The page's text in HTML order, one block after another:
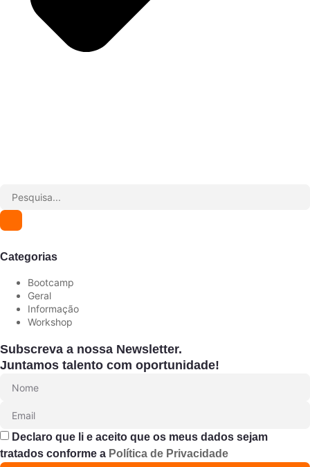
Categorias
Bootcamp
Geral
Informação
Workshop
Subscreva a nossa Newsletter.
Juntamos talento com oportunidade!
Declaro que li e aceito que os meus dados sejam
tratados conforme a Política de Privacidade